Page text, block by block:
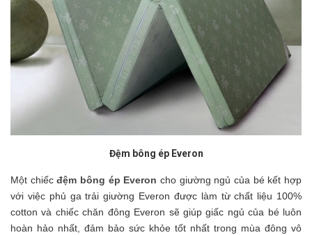
Đệm bông ép Everon
Một chiếcđệm bông ép Everon cho giường ngủ của bé kết hợp
với việc phủ ga trải giường Everon được làm từ chất liệu 100%
cotton và chiếc chăn đông Everon sẽ giúp giấc ngủ của bé luôn
hoàn hảo nhất, đảm bảo sức khỏe tốt nhất trong mùa đông vô